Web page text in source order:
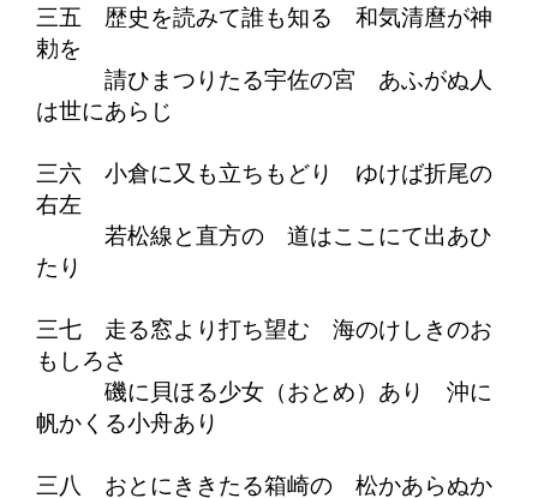
三五 歴史を読みて誰も知る 和気清麿が神
勅を
請ひまつりたる宇佐の宮 あふがぬ人
は世にあらじ
三六 小倉に又も立ちもどり ゆけば折尾の
右左
若松線と直方の 道はここにて出あひ
たり
三七 走る窓より打ち望む 海のけしきのお
もしろさ
磯に貝ほる少女（おとめ）あり 沖に
帆かくる小舟あり
三八 おとにききたる箱崎の 松かあらぬか